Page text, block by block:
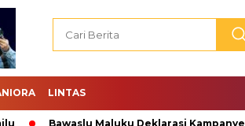
LINTAS
Bawaslu Maluku Deklarasi Kampanye Damai.